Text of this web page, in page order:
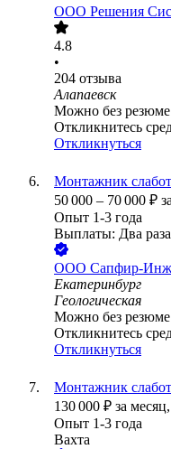
ООО Решения
4.8
•
204 отзыва
Алапаевск
Можно без резюме
Откликнитесь
Откликнуться
Монтажник
50 000 – 70 000 ₽
Опыт 1-3 года
Выплаты: Два
ООО Сапфир-
Екатеринбург
Геологическая
Можно без резюме
Откликнитесь
Откликнуться
Монтажник
130 000 ₽ за месяц,
Опыт 1-3 года
Вахта